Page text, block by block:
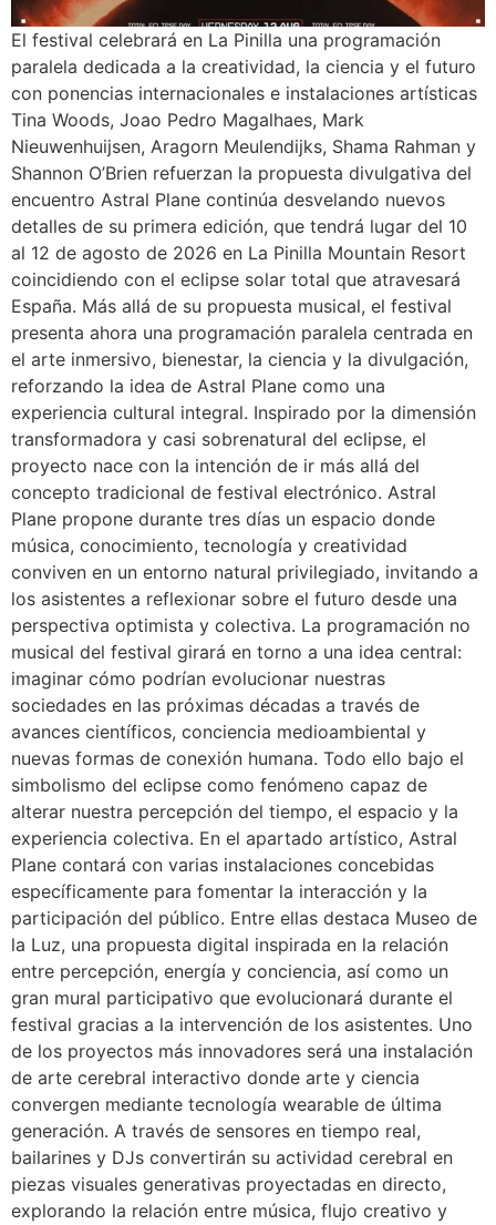
El festival celebrará en La Pinilla una programación
paralela dedicada a la creatividad, la ciencia y el futuro
con ponencias internacionales e instalaciones artísticas
Tina Woods, Joao Pedro Magalhaes, Mark
Nieuwenhuijsen, Aragorn Meulendijks, Shama Rahman y
Shannon O’Brien refuerzan la propuesta divulgativa del
encuentro Astral Plane continúa desvelando nuevos
detalles de su primera edición, que tendrá lugar del 10
al 12 de agosto de 2026 en La Pinilla Mountain Resort
coincidiendo con el eclipse solar total que atravesará
España. Más allá de su propuesta musical, el festival
presenta ahora una programación paralela centrada en
el arte inmersivo, bienestar, la ciencia y la divulgación,
reforzando la idea de Astral Plane como una
experiencia cultural integral. Inspirado por la dimensión
transformadora y casi sobrenatural del eclipse, el
proyecto nace con la intención de ir más allá del
concepto tradicional de festival electrónico. Astral
Plane propone durante tres días un espacio donde
música, conocimiento, tecnología y creatividad
conviven en un entorno natural privilegiado, invitando a
los asistentes a reflexionar sobre el futuro desde una
perspectiva optimista y colectiva. La programación no
musical del festival girará en torno a una idea central:
imaginar cómo podrían evolucionar nuestras
sociedades en las próximas décadas a través de
avances científicos, conciencia medioambiental y
nuevas formas de conexión humana. Todo ello bajo el
simbolismo del eclipse como fenómeno capaz de
alterar nuestra percepción del tiempo, el espacio y la
experiencia colectiva. En el apartado artístico, Astral
Plane contará con varias instalaciones concebidas
específicamente para fomentar la interacción y la
participación del público. Entre ellas destaca Museo de
la Luz, una propuesta digital inspirada en la relación
entre percepción, energía y conciencia, así como un
gran mural participativo que evolucionará durante el
festival gracias a la intervención de los asistentes. Uno
de los proyectos más innovadores será una instalación
de arte cerebral interactivo donde arte y ciencia
convergen mediante tecnología wearable de última
generación. A través de sensores en tiempo real,
bailarines y DJs convertirán su actividad cerebral en
piezas visuales generativas proyectadas en directo,
explorando la relación entre música, flujo creativo y